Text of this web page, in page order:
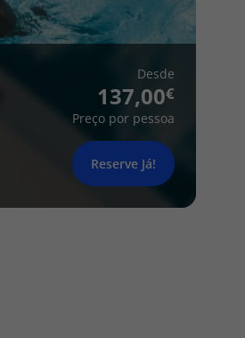
Desde
137,00
Preço por pessoa
Reserve Já!